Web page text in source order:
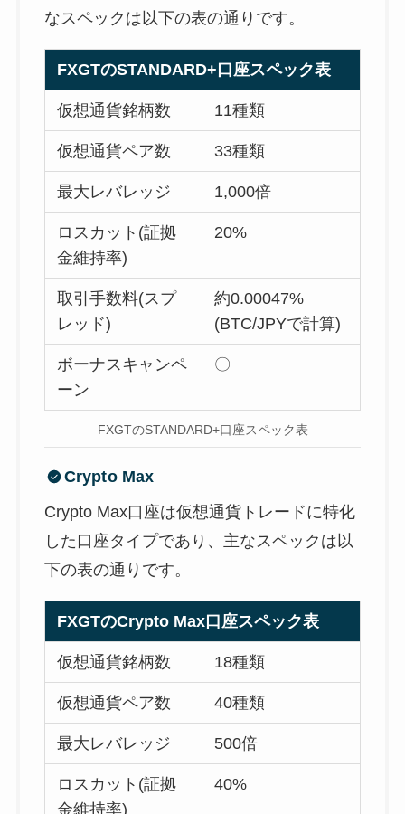
なスペックは以下の表の通りです。
FXGTのSTANDARD+口座スペック表
仮想通貨銘柄数 11種類
仮想通貨ペア数 33種類
最大レバレッジ 1,000倍
ロスカット(証拠
金維持率)
20%
取引手数料(スプ
レッド)
約0.00047%
(BTC/JPYで計算)
ボーナスキャンペ
ーン
〇
FXGTのSTANDARD+口座スペック表
Crypto Max
Crypto Max口座は仮想通貨トレードに特化
した口座タイプであり、主なスペックは以
下の表の通りです。
FXGTのCrypto Max口座スペック表
仮想通貨銘柄数 18種類
仮想通貨ペア数 40種類
最大レバレッジ 500倍
ロスカット(証拠
金維持率)
40%